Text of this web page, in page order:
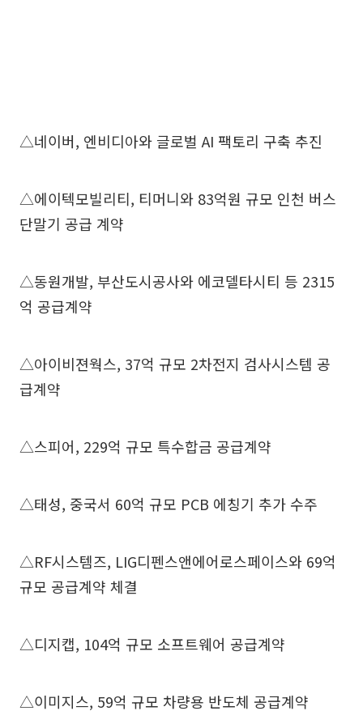
△네이버, 엔비디아와 글로벌 AI 팩토리 구축 추진
△에이텍모빌리티, 티머니와 83억원 규모 인천 버스
단말기 공급 계약
△동원개발, 부산도시공사와 에코델타시티 등 2315
억 공급계약
△아이비젼웍스, 37억 규모 2차전지 검사시스템 공
급계약
△스피어, 229억 규모 특수합금 공급계약
△태성, 중국서 60억 규모 PCB 에칭기 추가 수주
△RF시스템즈, LIG디펜스앤에어로스페이스와 69억
규모 공급계약 체결
△디지캡, 104억 규모 소프트웨어 공급계약
△이미지스, 59억 규모 차량용 반도체 공급계약